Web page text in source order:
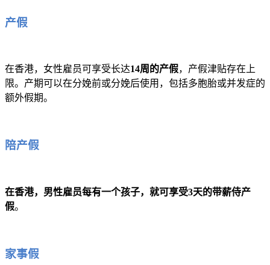
产假
在香港，女性雇员可享受长达14周的产假，产假津贴存在上
限。产期可以在分娩前或分娩后使用，包括多胞胎或并发症的
额外假期。
陪产假
在香港，男性雇员每有一个孩子，就可享受3天的带薪侍产
假。
家事假